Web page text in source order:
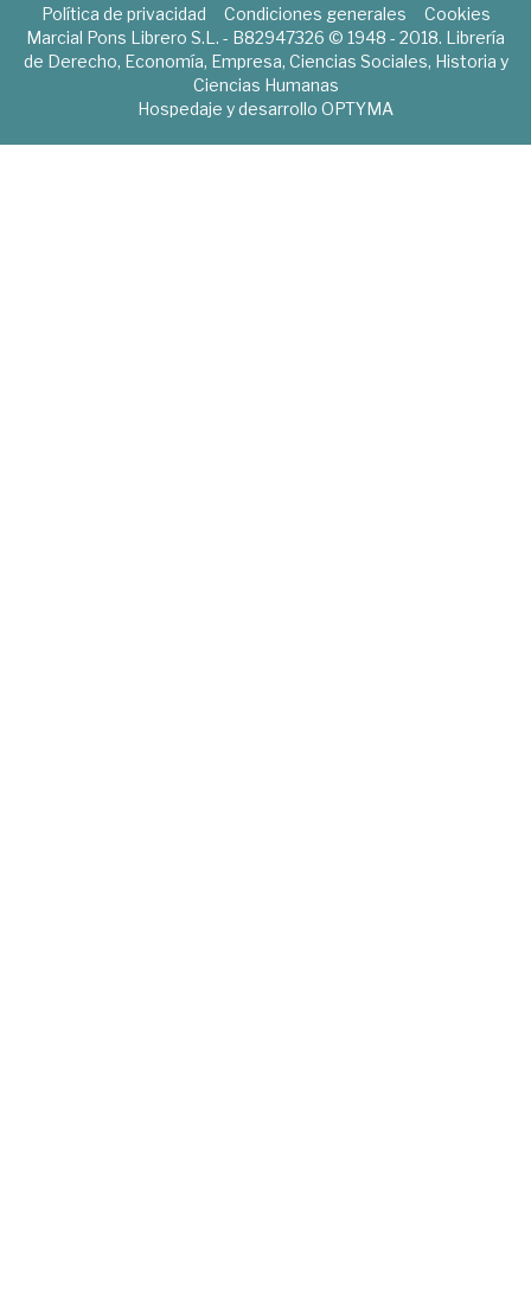
Política de privacidad Condiciones generales
Cookies
Marcial Pons Librero S.L. - B82947326 © 1948 - 2018. Librería
de Derecho, Economía, Empresa, Ciencias Sociales, Historia y
Ciencias Humanas
Hospedaje y desarrollo OPTYMA